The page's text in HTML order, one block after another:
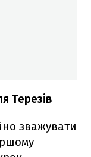
Терезів
зважувати